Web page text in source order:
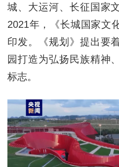
城、大运河、长征国家
2021年，《长城国家文
印发。《规划》提出要
园打造为弘扬民族精神
标志。